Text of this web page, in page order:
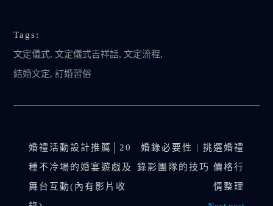
Tags:
文定儀式,文定儀式吉祥話,文定流程,
結婚文定,訂婚習俗
婚禮活動設計推薦│20
種不冷場的婚宴遊戲及
舞台互動(內有影片收
婚錄必要性 | 挑選婚禮
錄影團隊的技巧 價格行
情整理